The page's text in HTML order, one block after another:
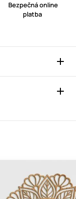
Bezpečná online
platba